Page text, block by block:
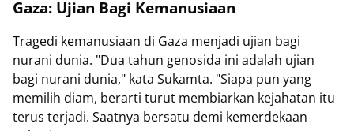
Gaza: Ujian Bagi Kemanusiaan
Tragedi kemanusiaan di Gaza menjadi ujian bagi
nurani dunia. "Dua tahun genosida ini adalah ujian
bagi nurani dunia," kata Sukamta. "Siapa pun yang
memilih diam, berarti turut membiarkan kejahatan itu
terus terjadi. Saatnya bersatu demi kemerdekaan